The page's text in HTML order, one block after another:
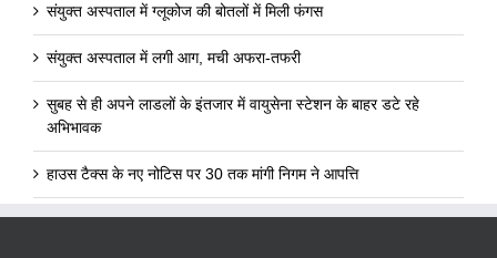
संयुक्त अस्पताल में ग्लूकोज की बोतलों में मिली फंगस
संयुक्त अस्पताल में लगी आग, मची अफरा-तफरी
सुबह से ही अपने लाडलों के इंतजार में वायुसेना स्टेशन के बाहर डटे रहे
अभिभावक
हाउस टैक्स के नए नोटिस पर 30 तक मांगी निगम ने आपत्ति